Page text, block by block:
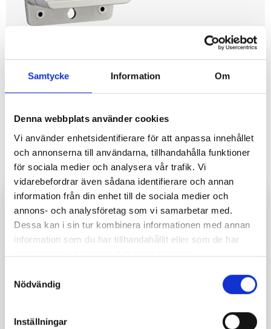
Samtycke Information Om
Denna webbplats använder cookies
Vi använder enhetsidentifierare för att anpassa innehållet
och annonserna till användarna, tillhandahålla funktioner
för sociala medier och analysera vår trafik. Vi
vidarebefordrar även sådana identifierare och annan
information från din enhet till de sociala medier och
annons- och analysföretag som vi samarbetar med.
Dessa kan i sin tur kombinera informationen med annan
information som du har tillhandahållit eller som de har
samlat in när du har använt deras tjänster.
Nödvändig
Inställningar
Blixtnedslagsräknare Pro-
LC
MANUAL DATABLAD SKRIV UT
Pro-LC är ny blixtströmsräknare. Pro-LC installeras
direkt på nedledaren.
åskledaranläggningar. Pro-LC installeras direkt på
till 100kA (10/350µs). Genom att installera Pro-LC